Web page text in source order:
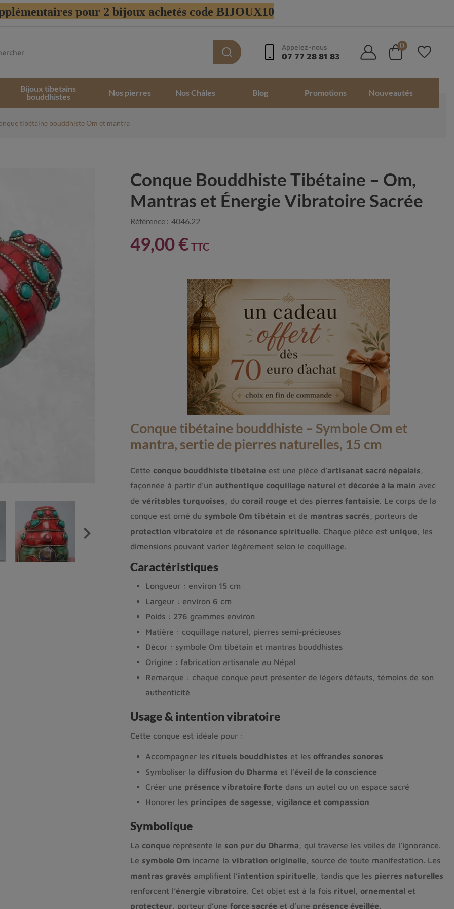
pour 2 bijoux achetés code BIJOUX10
Appelez-nous
07 77 28 81 83
0
Bijoux tibetains
bouddhistes
Nos pierres Nos Châles Blog Promotions Nouveautés
tibétaine bouddhiste Om et mantra

Conque Bouddhiste Tibétaine – Om,
Mantras et Énergie Vibratoire Sacrée
Référence : 4046.22
49,00 € TTC
Conque tibétaine bouddhiste – Symbole Om et
mantra, sertie de pierres naturelles, 15 cm
Cette conque bouddhiste tibétaine est une pièce d’artisanat sacré népalais
façonnée à partir d’un authentique coquillage naturelet décorée à la main avec
de véritables turquoises , du corail rouge et des pierres fantaisie. Le corps de la
conque est orné du symbole Om tibétain et de mantras sacrés , porteurs de
protection vibratoire et de résonance spirituelle. Chaque pièce est unique , les
dimensions pouvant varier légèrement selon le coquillage.
Caractéristiques
Longueur : environ 15 cm
Largeur : environ 6 cm
Poids : 276 grammes environ
Matière : coquillage naturel, pierres semi-précieuses
Décor : symbole Om tibétain et mantras bouddhistes
Origine : fabrication artisanale au Népal
Remarque : chaque conque peut présenter de légers défauts, témoins de son
authenticité
Usage & intention vibratoire
Cette conque est idéale pour :
Accompagner les rituels bouddhistes et les offrandes sonores
Symboliser la diffusion du Dharma et l’éveil de la conscience
Créer une présence vibratoire forte dans un autel ou un espace sacré
Honorer les principes de sagesse, vigilance et compassion
Symbolique
La conque représente le son pur du Dharma , qui traverse les voiles de l’ignorance.
Le symbole Om incarne la vibration originelle , source de toute manifestation. Les
mantras gravés amplifient l’intention spirituelle , tandis que les pierres naturelles
renforcent l’énergie vibratoire. Cet objet est à la fois rituel, ornementalet
protecteur, porteur d’une force sacrée et d’une présence éveillée.